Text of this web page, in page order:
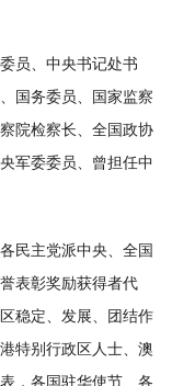
员、中央书记处书
国务委员、国家监察
院检察长、全国政协
军委委员、曾担任中
民主党派中央、全国
表彰奖励获得者代
稳定、发展、团结作
特别行政区人士、澳
，各国驻华使节、各